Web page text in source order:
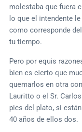
molestaba que fuera
lo que el intendente
como corresponde
tu tiempo.
Pero por equis
bien es cierto que
quemarlos en otra
Lauritto o el Sr.
pies del plato, si
40 años de ellos dos.